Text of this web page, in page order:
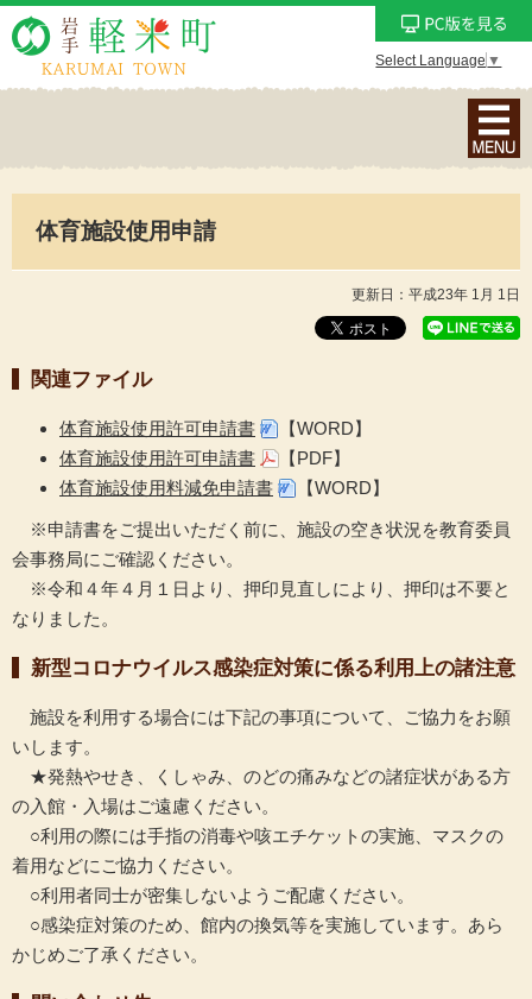
Select Language ▼
ナ
ビ
ン
メ
体育施設使用申請
更新日：平成23年 1月 1日
関連ファイル
体育施設使用許可申請書
【WORD】
体育施設使用許可申請書
【PDF】
体育施設使用料減免申請書
【WORD】
※申請書をご提出いただく前に、施設の空き状況を教育委員
会事務局にご確認ください。
※令和４年４月１日より、押印見直しにより、押印は不要と
なりました。
新型コロナウイルス感染症対策に係る利用上の諸注意
施設を利用する場合には下記の事項について、ご協力をお願
いします。
★発熱やせき、くしゃみ、のどの痛みなどの諸症状がある方
の入館・入場はご遠慮ください。
○利用の際には手指の消毒や咳エチケットの実施、マスクの
着用などにご協力ください。
○利用者同士が密集しないようご配慮ください。
○感染症対策のため、館内の換気等を実施しています。あら
かじめご了承ください。